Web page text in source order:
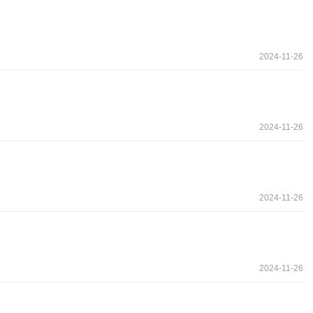
2024-11-26
2024-11-26
2024-11-26
2024-11-26